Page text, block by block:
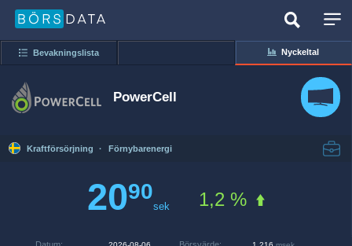
Bevakningslista Nyckeltal
PowerCell
Kraftförsörjning · Förnybarenergi
2090
sek 1,2 %